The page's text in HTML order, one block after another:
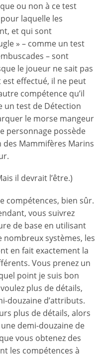
ou non à ce test
laquelle les
et qui sont
» – comme un test
– sont
le joueur ne sait pas
effectué, il ne peut
compétence qu’il
un test de Détection
le morse mangeur
personnage possède
Mammifères Marins
il devrait l’être.)
compétences, bien sûr.
vous suivrez
de base en utilisant
nombreux systèmes, les
en fait exactement la
Vous prenez un
point je suis bon
plus de détails,
douzaine d’attributs.
plus de détails, alors
demi-douzaine de
vous obtenez des
les compétences à